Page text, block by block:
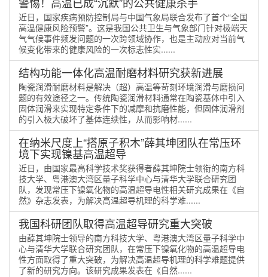
近日，国家疾病预防控制局与中国气象局联合发布了首个“全国
高温健康风险预警”。这是我国公共卫生与气象部门针对极端天
气气候事件频发问题的一次跨领域协作，也是主动应对当前气
候变化带来的健康风险的一次标志性实......
结构功能一体化高温耐磨材料研究获新进展
陶瓷润滑耐磨材料是解决（超）高温等苛刻环境润滑与磨损问
题的有效途径之一。传统陶瓷润滑材料通常在陶瓷基体中引入
固体润滑来实现特定条件下的减摩和抗磨性能，但固体润滑剂
的引入极大破坏了基体连续性，从而影响材......
在纳米尺度上“搭原子积木”薛其坤团队在常压环
境下实现镍基高温超导
近日，由国家最高科学技术奖获得者薛其坤院士领衔的南方科
技大学、粤港澳大湾区量子科学中心与清华大学联合研究团
队，发现常压下镍氧化物的高温超导电性相关研究成果在《自
然》杂志发表，为解决高温超导机理的科学难......
我国科研团队取得高温超导研究重大突破
由薛其坤院士领导的南方科技大学、粤港澳大湾区量子科学中
心与清华大学联合研究团队，在常压下镍氧化物的高温超导电
性方面取得了重大突破，为解决高温超导机理的科学难题提供
了新的研究方向。该研究成果发表在《自然......